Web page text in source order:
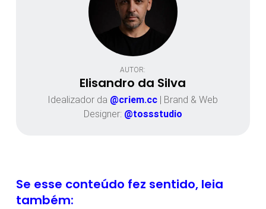
AUTOR:
Elisandro da Silva
Idealizador da @criem.cc | Brand & Web
Designer: @tossstudio
Se esse conteúdo fez sentido, leia
também: